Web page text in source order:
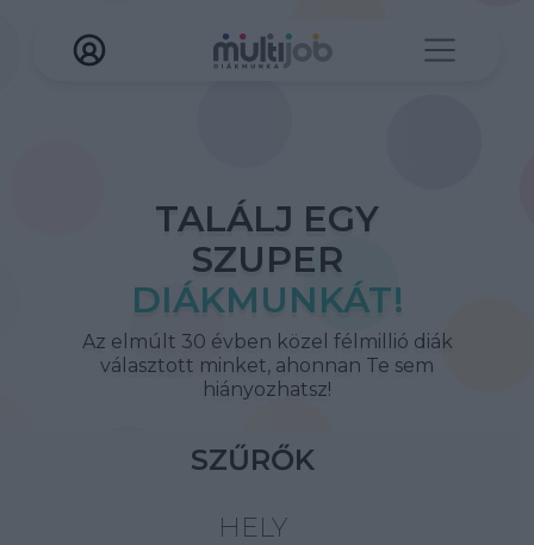
TALÁLJ EGY
SZUPER
DIÁKMUNKÁT!
Az elmúlt 30 évben közel félmillió diák
választott minket, ahonnan Te sem
hiányozhatsz!
SZŰRŐK
HELY